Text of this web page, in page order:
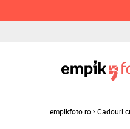
empikfoto.ro Cadouri